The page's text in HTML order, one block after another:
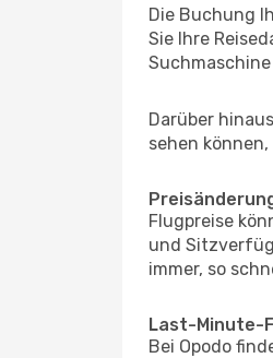
Die Buchung
Sie Ihre
Darüber
sehen
Flugpreise
und
immer, so
Last-Minute-
Bei Opodo